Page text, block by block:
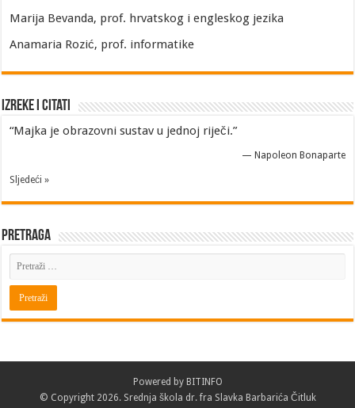
Marija Bevanda, prof. hrvatskog i engleskog jezika
Anamaria Rozić, prof. informatike
Izreke i Citati
“Majka je obrazovni sustav u jednoj riječi.”
— Napoleon Bonaparte
Sljedeći »
Pretraga
Powered by BITINFO
© Copyright 2026. Srednja škola dr. fra Slavka Barbarića Čitluk